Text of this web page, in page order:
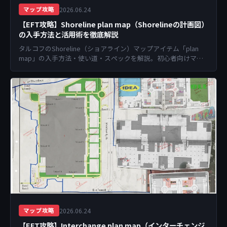
マップ攻略 2026.06.24
【EFT攻略】Shoreline plan map（Shorelineの計画図）
の入手方法と活用術を徹底解説
タルコフのShoreline（ショアライン）マップアイテム「plan
map」の入手方法・使い道・スペックを解説。初心者向けマッ
マップ攻略 2026.06.24